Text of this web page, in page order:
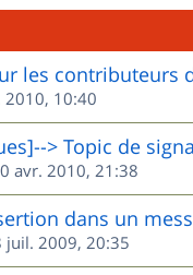
les contributeurs
2010, 10:40
> Topic de
avr. 2010, 21:38
dans un
juil. 2009, 20:35